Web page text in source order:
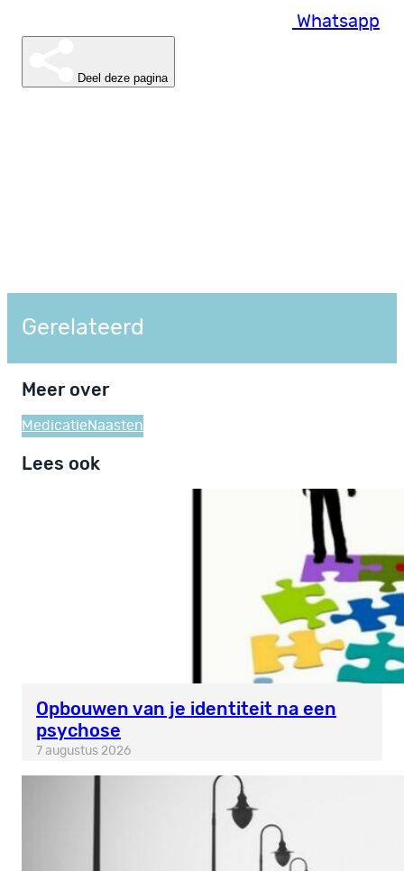
Whatsapp
Deel deze pagina
Gerelateerd
Meer over
Medicatie Naasten
Lees ook
Opbouwen van je identiteit na een
psychose
7 augustus 2026